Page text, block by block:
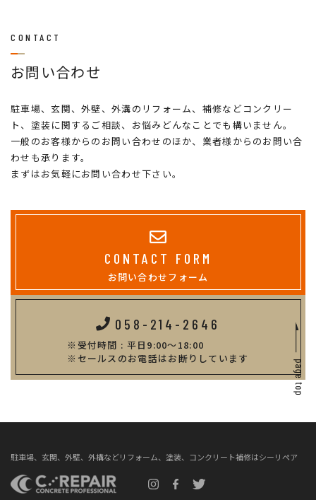
CONTACT
お問い合わせ
駐車場、玄関、外壁、外溝のリフォーム、補修などコンクリー
ト、塗装に関するご相談、お悩みどんなことでも構いません。
一般のお客様からのお問い合わせのほか、業者様からのお問い合
わせも承ります。
まずはお気軽にお問い合わせ下さい。
CONTACT FORM
お問い合わせフォーム
058-214-2646
受付時間 : 平日9:00～18:00
セールスのお電話はお断りしています
駐車場、玄関、外壁、外構などリフォーム、塗装、コンクリート補修はシーリペア